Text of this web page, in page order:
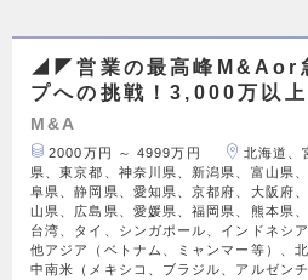
◢◤営業の最高峰M&Aor
プへの挑戦！3,000万以
M&A
2000万円 ～ 4999万円
北海道、
県、東京都、神奈川県、新潟県、富山県
阜県、静岡県、愛知県、京都府、大阪府
山県、広島県、愛媛県、福岡県、熊本県
台湾、タイ、シンガポール、インドネシ
他アジア（ベトナム、ミャンマー等）、
中南米（メキシコ、ブラジル、アルゼン